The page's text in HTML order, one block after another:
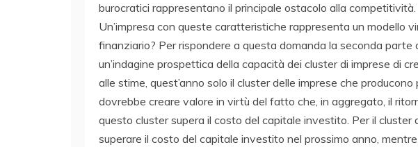
burocratici rappresentano il principale ostacolo alla competitività.
Un’impresa con queste caratteristiche rappresenta un modello
finanziario? Per rispondere a questa domanda la seconda parte
un’indagine prospettica della capacità dei cluster di imprese di
alle stime, quest’anno solo il cluster delle imprese che
dovrebbe creare valore in virtù del fatto che, in aggregato, il
questo cluster supera il costo del capitale investito. Per il cluster
superare il costo del capitale investito nel prossimo anno,